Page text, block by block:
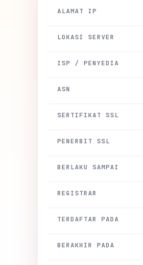
ALAMAT IP
LOKASI SERVER
ISP / PENYEDIA
ASN
SERTIFIKAT SSL
PENERBIT SSL
BERLAKU SAMPAI
REGISTRAR
TERDAFTAR PADA
BERAKHIR PADA